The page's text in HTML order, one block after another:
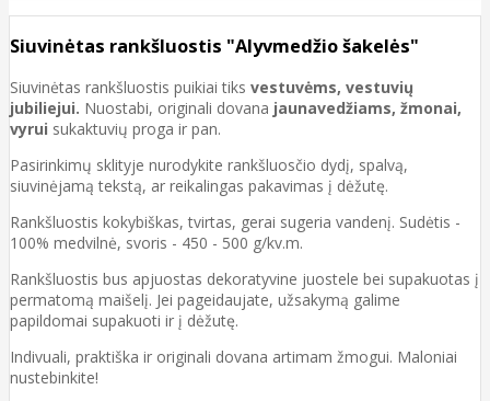
Siuvinėtas rankšluostis "Alyvmedžio šakelės"
Siuvinėtas rankšluostis puikiai tiks vestuvėms, vestuvių
jubiliejui. Nuostabi, originali dovana jaunavedžiams, žmonai,
vyrui sukaktuvių proga ir pan.
Pasirinkimų sklityje nurodykite rankšluosčio dydį, spalvą,
siuvinėjamą tekstą, ar reikalingas pakavimas į dėžutę.
Rankšluostis kokybiškas, tvirtas, gerai sugeria vandenį. Sudėtis -
100% medvilnė, svoris - 450 - 500 g/kv.m.
Rankšluostis bus apjuostas dekoratyvine juostele bei supakuotas į
permatomą maišelį. Jei pageidaujate, užsakymą galime
papildomai supakuoti ir į dėžutę.
Indivuali, praktiška ir originali dovana artimam žmogui. Maloniai
nustebinkite!